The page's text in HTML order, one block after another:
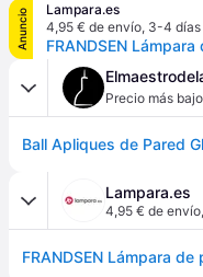
Anuncio
Lampara.es
4,95 € de envío, 3-4 días
Precio más bajo
Lampara.es
4,95 € de envío,